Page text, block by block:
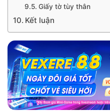
Giấy tờ tùy thân
Kết luận